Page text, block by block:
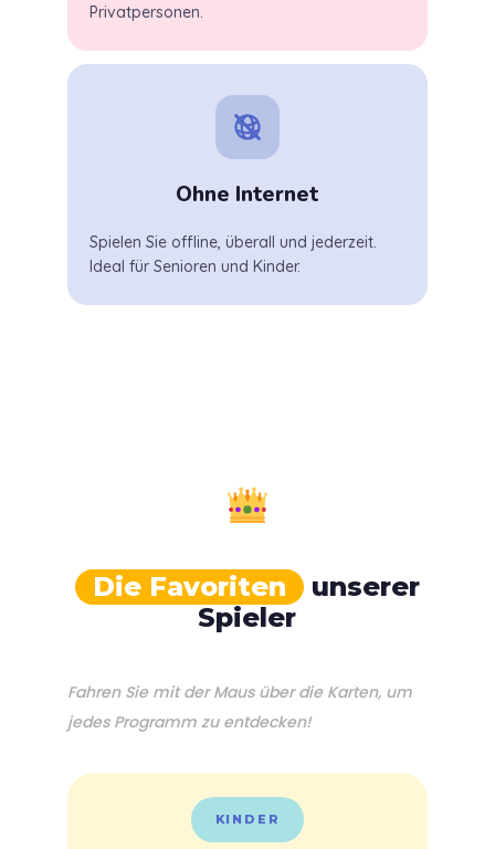
Privatpersonen.
Ohne Internet
Spielen Sie offline, überall und jederzeit.
Ideal für Senioren und Kinder.
Die Favoriten unserer
Spieler
Fahren Sie mit der Maus über die Karten, um
jedes Programm zu entdecken!
KINDER